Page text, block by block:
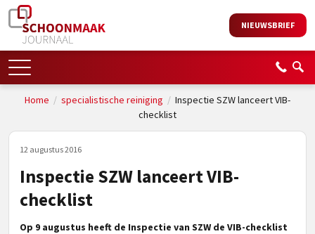
NIEUWSBRIEF
Home / specialistische reiniging / Inspectie SZW lanceert VIB-
checklist
12 augustus 2016
Inspectie SZW lanceert VIB-
checklist
Op 9 augustus heeft de Inspectie van SZW de VIB-checklist